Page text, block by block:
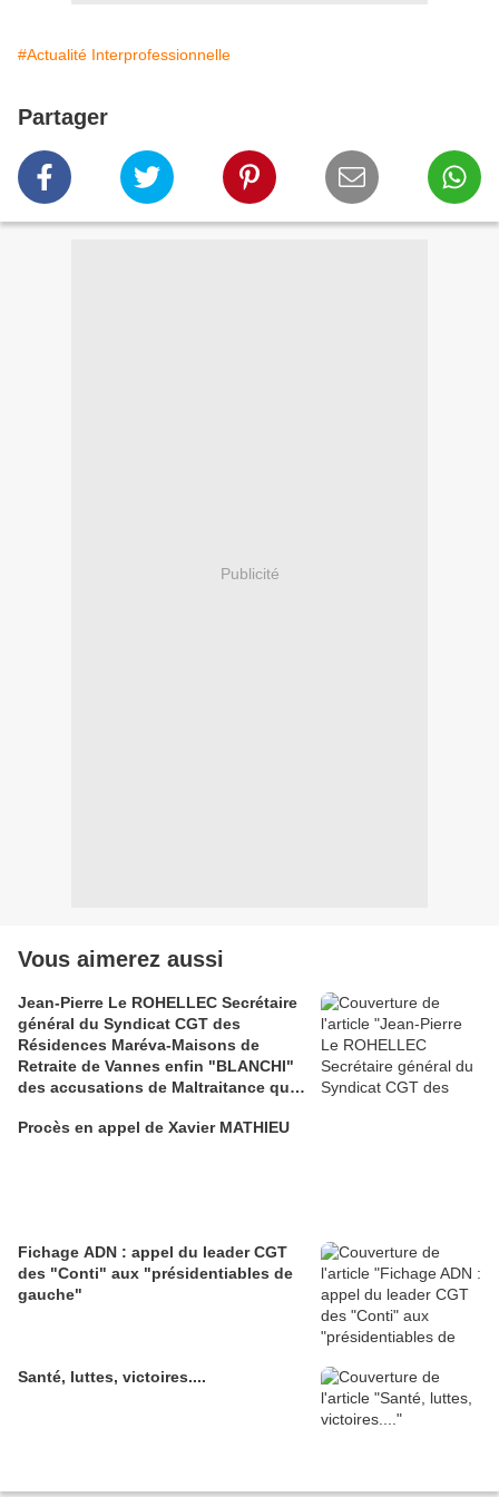
#Actualité Interprofessionnelle
Partager
Publicité
Vous aimerez aussi
Jean-Pierre Le ROHELLEC Secrétaire
général du Syndicat CGT des
Résidences Maréva-Maisons de
Retraite de Vannes enfin "BLANCHI"
des accusations de Maltraitance qui
Procès en appel de Xavier MATHIEU
Fichage ADN : appel du leader CGT
des "Conti" aux "présidentiables de
gauche"
Santé, luttes, victoires....